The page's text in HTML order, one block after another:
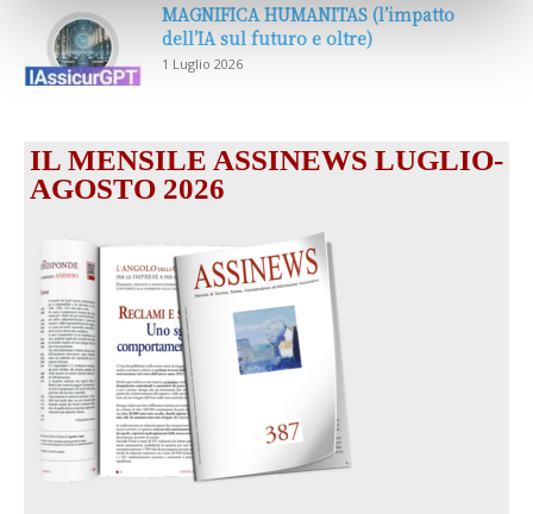
MAGNIFICA HUMANITAS (l’impatto
dell’IA sul futuro e oltre)
1 Luglio 2026
IL MENSILE ASSINEWS LUGLIO-
AGOSTO 2026